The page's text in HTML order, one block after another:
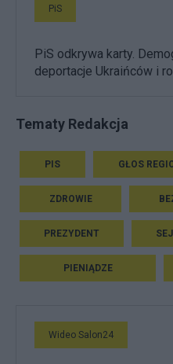
PiS
PiS odkrywa karty.
deportacje Ukraińców i
Tematy Redakcja
PIS GŁOS
ZDROWIE
PREZYDENT
PIENIĄDZE
Wideo Salon24